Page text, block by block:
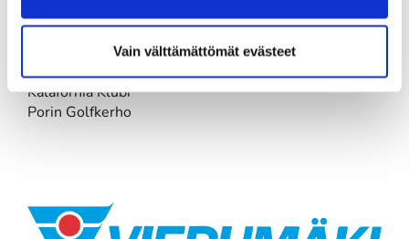
Vain välttämättömät evästeet
Ässät / Länsinostot
Kalafornia Klubi
Porin Golfkerho